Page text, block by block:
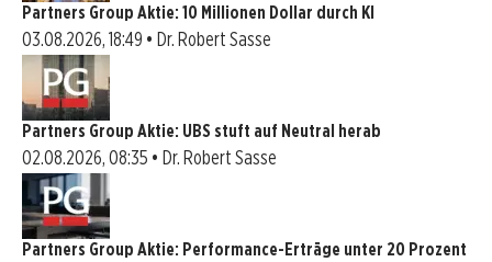
Partners Group Aktie: 10 Millionen Dollar durch KI
03.08.2026, 18:49 • Dr. Robert Sasse
Partners Group Aktie: UBS stuft auf Neutral herab
02.08.2026, 08:35 • Dr. Robert Sasse
Partners Group Aktie: Performance-Erträge unter 20 Prozent